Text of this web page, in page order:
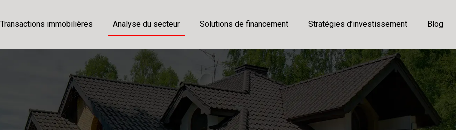
Transactions immobilières Analyse du secteur Solutions de financement Stratégies d’investissement Blog